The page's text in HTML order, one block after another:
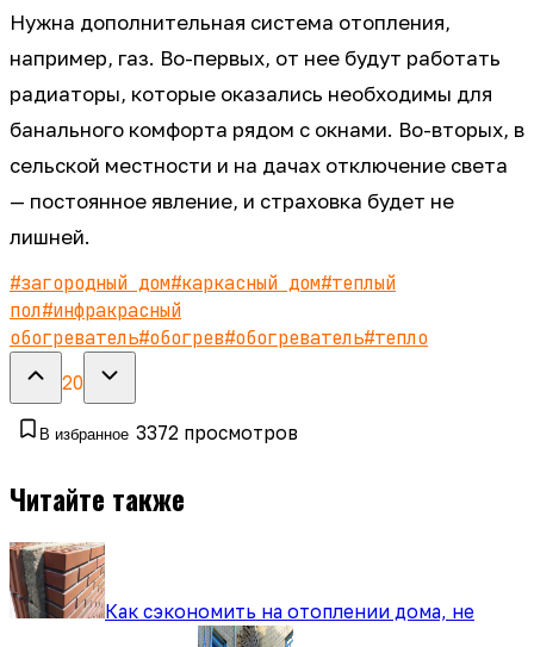
Нужна дополнительная система отопления,
например, газ. Во-первых, от нее будут работать
радиаторы, которые оказались необходимы для
банального комфорта рядом с окнами. Во-вторых, в
сельской местности и на дачах отключение света
— постоянное явление, и страховка будет не
лишней.
#загородный дом#каркасный дом#теплый
пол#инфракрасный
обогреватель#обогрев#обогреватель#тепло
20
В избранное 3372 просмотров
Читайте также
Как сэкономить на отоплении дома, не